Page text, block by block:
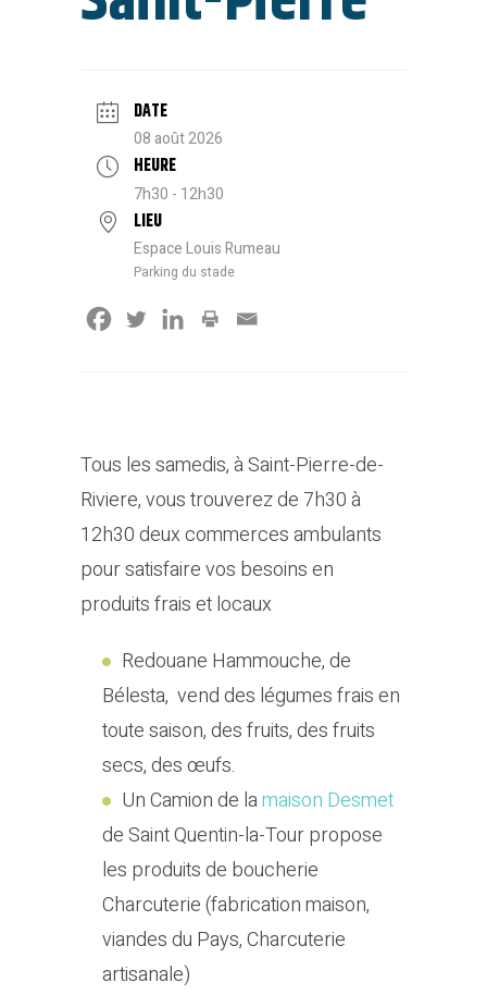
DATE
08 août 2026
HEURE
7h30 - 12h30
LIEU
Espace Louis Rumeau
Parking du stade
Tous les samedis, à Saint-Pierre-de-
Riviere, vous trouverez de 7h30 à
12h30 deux commerces ambulants
pour satisfaire vos besoins en
produits frais et locaux
Redouane Hammouche, de
Bélesta, vend des légumes frais en
toute saison, des fruits, des fruits
secs, des œufs.
Un Camion de lamaison Desmet
de Saint Quentin-la-Tour propose
les produits de boucherie
Charcuterie (fabrication maison,
viandes du Pays, Charcuterie
artisanale)